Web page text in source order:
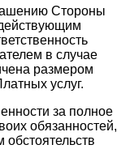
Стороны
действующим
в случае
размером
услуг.
за полное
обязанностей,